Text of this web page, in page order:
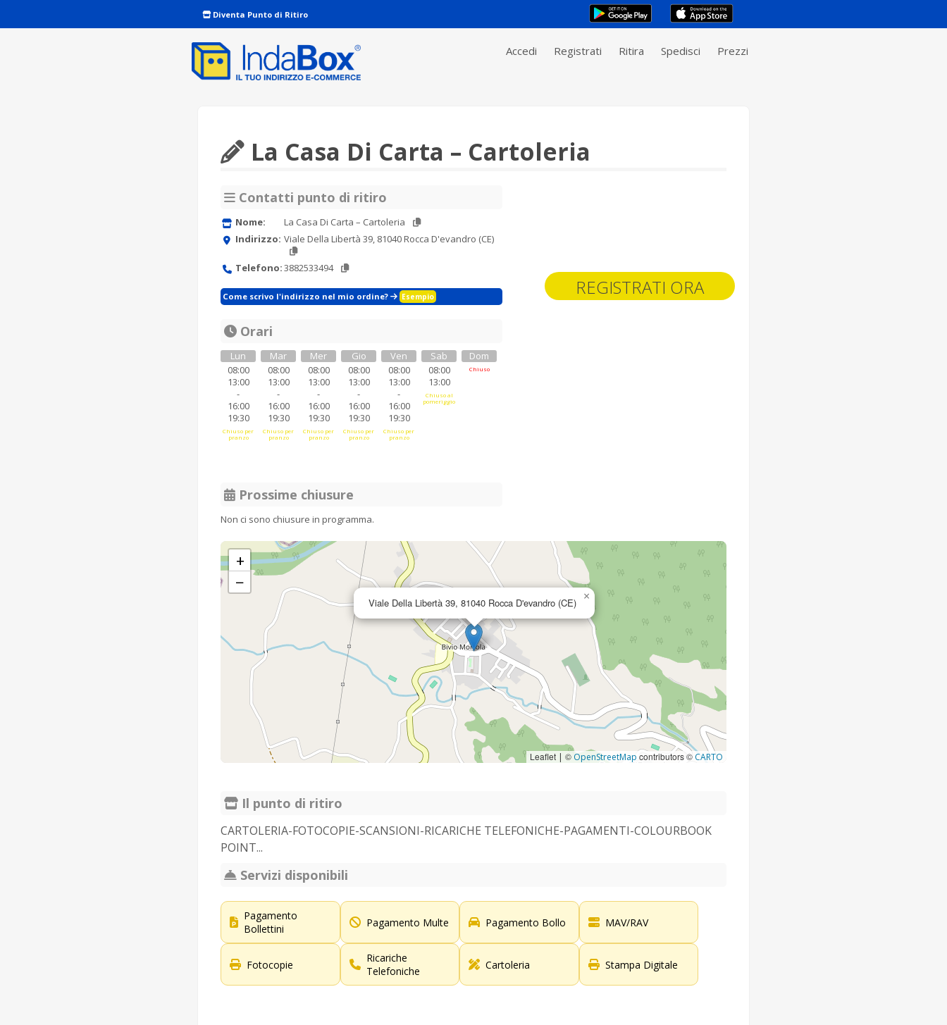
Diventa Punto di Ritiro
Accedi Registrati Ritira Spedisci Prezzi
REGISTRATI ORA
La Casa Di Carta – Cartoleria
Contatti punto di ritiro
Nome:
La Casa Di Carta – Cartoleria
Indirizzo: Viale Della Libertà 39, 81040 Rocca D'evandro (CE)
Telefono:3882533494
Come scrivo l'indirizzo nel mio ordine? Esempio
Orari
Lun
08:00
13:00
-
16:00
19:30
Chiuso per
pranzo
Mar
08:00
13:00
-
16:00
19:30
Chiuso per
pranzo
Mer
08:00
13:00
-
16:00
19:30
Chiuso per
pranzo
Gio
08:00
13:00
-
16:00
19:30
Chiuso per
pranzo
Ven
08:00
13:00
-
16:00
19:30
Chiuso per
pranzo
Sab
08:00
13:00
Chiuso al
pomeriggio
Dom
Chiuso
Prossime chiusure
Non ci sono chiusure in programma.
Viale Della Libertà 39, 81040 Rocca D'evandro (CE) ×
+
−
Leaflet | © OpenStreetMap contributors © CARTO
Il punto di ritiro
CARTOLERIA-FOTOCOPIE-SCANSIONI-RICARICHE TELEFONICHE-PAGAMENTI-COLOURBOOK
POINT...
Servizi disponibili
Pagamento
Bollettini
Pagamento Multe Pagamento Bollo MAV/RAV
Fotocopie
Ricariche
Telefoniche
Cartoleria Stampa Digitale